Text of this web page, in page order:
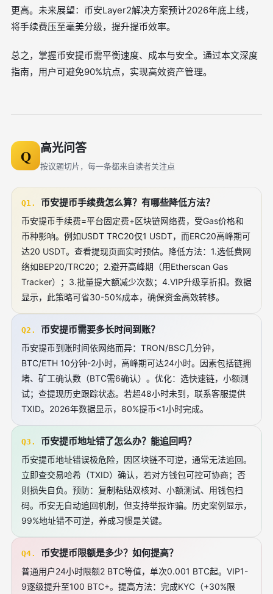
更高。未来展望：币安Layer2解决方案预计2026年底上线，
将手续费压至毫美分级，提升提币效率。
总之，掌握币安提币需平衡速度、成本与安全。通过本文深度
指南，用户可避免90%坑点，实现高效资产管理。
Q 高光问答
按议题切片，每一条都来自读者关注点
Q1. 币安提币手续费怎么算？有哪些降低方法？
币安提币手续费=平台固定费+区块链网络费，受Gas价格和
币种影响。例如USDT TRC20仅1 USDT，而ERC20高峰期可
达20 USDT。查看提现页面实时预估。降低方法：1.选低费网
络如BEP20/TRC20；2.避开高峰期（用Etherscan Gas
Tracker）；3.批量提大额减少次数；4.VIP升级享折扣。数据
显示，此策略可省30-50%成本，确保资金高效转移。
Q2. 币安提币需要多长时间到账？
币安提币到账时间依网络而异：TRON/BSC几分钟，
BTC/ETH 10分钟-2小时，高峰期可达24小时。因素包括链拥
堵、矿工确认数（BTC需6确认）。优化：选快速链，小额测
试；查提现历史跟踪状态。若超48小时未到，联系客服提供
TXID。2026年数据显示，80%提币<1小时完成。
Q3. 币安提币地址错了怎么办？能追回吗？
币安提币地址错误极危险，因区块链不可逆，通常无法追回。
立即查交易哈希（TXID）确认，若对方钱包可控可协商；否
则损失自负。预防：复制粘贴双核对、小额测试、用钱包扫
码。币安无自动追回机制，但支持举报诈骗。历史案例显示，
99%地址错不可逆，养成习惯是关键。
Q4. 币安提币限额是多少？如何提高？
普通用户24小时限额2 BTC等值，单次0.001 BTC起。VIP1-
9逐级提升至100 BTC+。提高方法：完成KYC（+30%限